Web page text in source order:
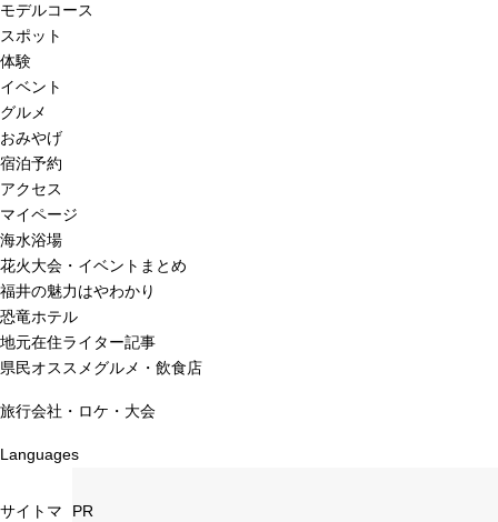
モデルコース
スポット
体験
イベント
グルメ
おみやげ
宿泊予約
アクセス
マイページ
海水浴場
花火大会・イベントまとめ
福井の魅力はやわかり
恐竜ホテル
地元在住ライター記事
県民オススメグルメ・飲食店
旅行会社・ロケ・大会
Languages
サイトマ
PR